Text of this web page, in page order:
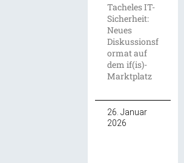
Tacheles IT-
Sicherheit:
Neues
Diskussionsf
ormat auf
dem if(is)-
Marktplatz
26. Januar
2026